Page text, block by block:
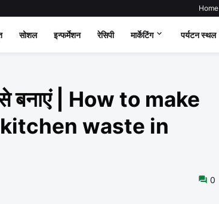
Home
सोशल इन्फर्मेशन रेसिपी मार्केटिंग पर्यटन स्थल
बनाएं | How to make
waste in
0